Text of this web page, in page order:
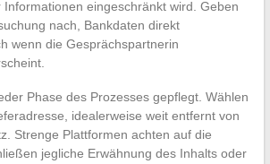
eingeschränkt wird. Geben
nach, Bankdaten direkt
wenn die Gesprächspartnerin
Phase des Prozesses gepflegt. Wählen
idealerweise weit entfernt von
Strenge Plattformen achten auf die
jegliche Erwähnung des Inhalts oder